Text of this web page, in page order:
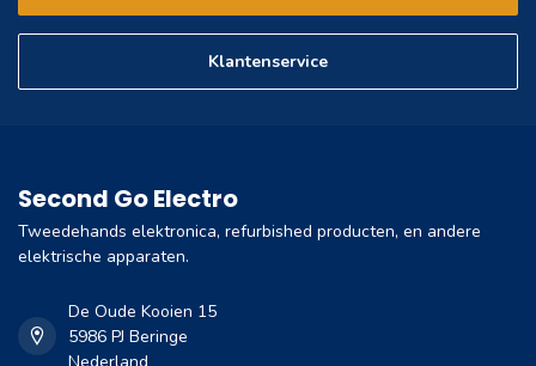
Klantenservice
Second Go Electro
Tweedehands elektronica, refurbished producten, en andere
elektrische apparaten.
De Oude Kooien 15
5986 PJ Beringe